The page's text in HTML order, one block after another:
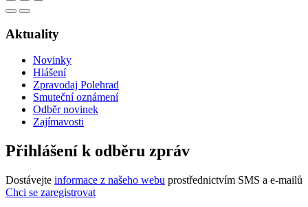
Aktuality
Novinky
Hlášení
Zpravodaj Polehrad
Smuteční oznámení
Odběr novinek
Zajímavosti
Přihlášení k odběru zpráv
Dostávejte informace z našeho webu prostřednictvím SMS a e-mailů
Chci se zaregistrovat